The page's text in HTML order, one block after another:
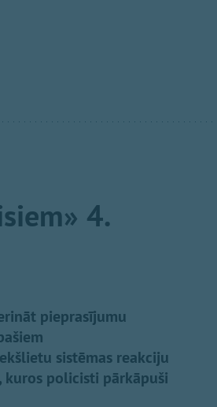
4.
pieprasījumu
sistēmas reakciju
kuros policisti pārkāpuši